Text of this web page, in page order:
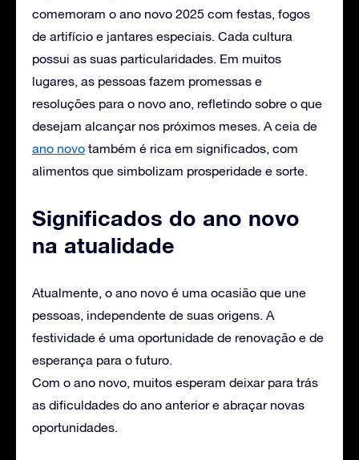
comemoram o ano novo 2025 com festas, fogos
de artifício e jantares especiais. Cada cultura
possui as suas particularidades. Em muitos
lugares, as pessoas fazem promessas e
resoluções para o novo ano, refletindo sobre o que
desejam alcançar nos próximos meses. A ceia de
ano novo também é rica em significados, com
alimentos que simbolizam prosperidade e sorte.
Significados do ano novo
na atualidade
Atualmente, o ano novo é uma ocasião que une
pessoas, independente de suas origens. A
festividade é uma oportunidade de renovação e de
esperança para o futuro.
Com o ano novo, muitos esperam deixar para trás
as dificuldades do ano anterior e abraçar novas
oportunidades.